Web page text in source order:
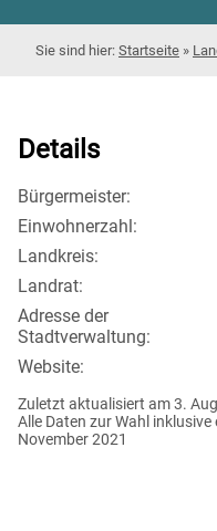
Startseite »
Details
Bürgermeister:
Einwohnerzahl:
Landkreis:
Landrat:
Adresse der
Stadtverwaltung:
Website:
Zuletzt aktualisiert am 3.
Alle Daten zur Wahl
November 2021